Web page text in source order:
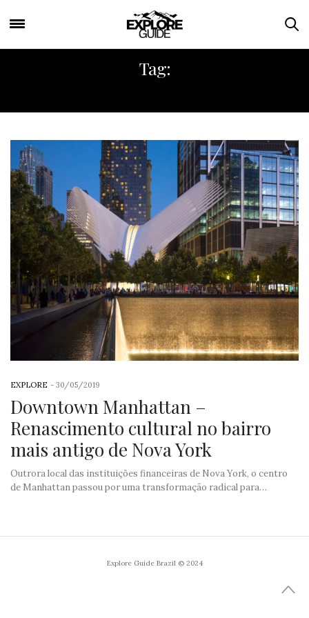
Tag:
EXPLORE - 30/05/2019
Downtown Manhattan –
Renascimento cultural no bairro
mais antigo de Nova York
Outrora local das instituições financeiras de Nova York, o centro
de Manhattan passou por uma transformação radical para…
Explore Guide Brazil © 2024